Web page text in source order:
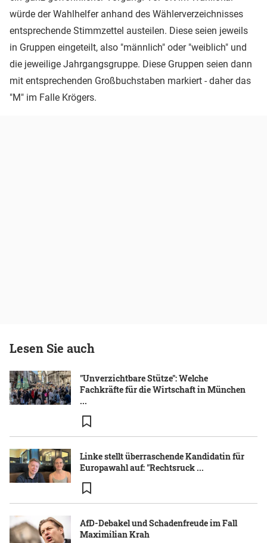
würde der Wahlhelfer anhand des Wählerverzeichnisses
entsprechende Stimmzettel austeilen. Diese seien jeweils
in Gruppen eingeteilt, also "männlich" oder "weiblich" und
die jeweilige Jahrgangsgruppe. Diese Gruppen seien dann
mit entsprechenden Großbuchstaben markiert - daher das
"M" im Falle Krögers.
Lesen Sie auch
"Unverzichtbare Stütze": Welche
Fachkräfte für die Wirtschaft in München
...
Linke stellt überraschende Kandidatin für
Europawahl auf: "Rechtsruck ...
AfD-Debakel und Schadenfreude im Fall
Maximilian Krah